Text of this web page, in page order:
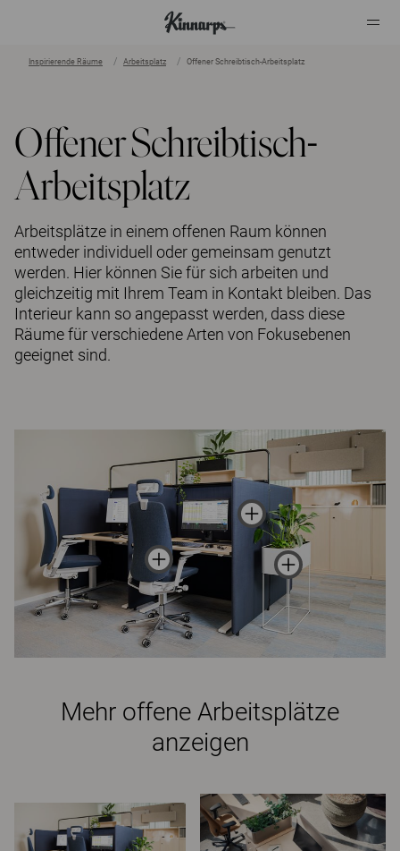
Inspirierende Räume Arbeitsplatz Offener Schreibtisch-Arbeitsplatz
Offener Schreibtisch-
Arbeitsplatz
Arbeitsplätze in einem offenen Raum können
entweder individuell oder gemeinsam genutzt
werden. Hier können Sie für sich arbeiten und
gleichzeitig mit Ihrem Team in Kontakt bleiben. Das
Interieur kann so angepasst werden, dass diese
Räume für verschiedene Arten von Fokusebenen
geeignet sind.
Mehr offene Arbeitsplätze
anzeigen